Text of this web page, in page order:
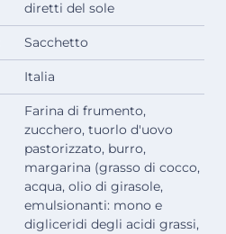
diretti del sole
Sacchetto
Italia
Farina di frumento,
zucchero, tuorlo d'uovo
pastorizzato, burro,
margarina (grasso di cocco,
acqua, olio di girasole,
emulsionanti: mono e
digliceridi degli acidi grassi,